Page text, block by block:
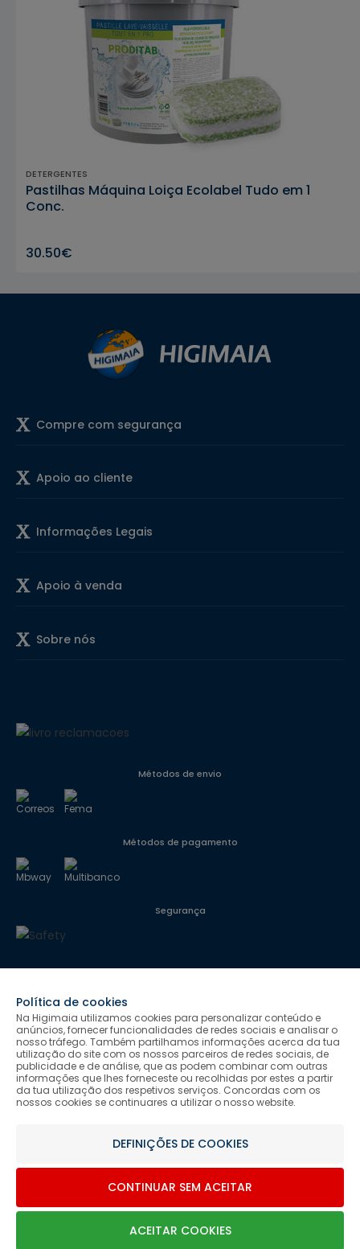
DETERGENTES
Pastilhas Máquina Loiça Ecolabel Tudo em 1
Conc.
30.50€
Compre com segurança
Apoio ao cliente
Informações Legais
Apoio à venda
Sobre nós
Métodos de envio
Métodos de pagamento
Segurança
Siga-nos
Salvo indicação de contrário as promoções apresentadas são
válidas até ao dia 11-08-2026.
Higimaia © 2026 Todos os direitos reservados. Designed & Developed
by Bsolus
Política de cookies
Na Higimaia utilizamos cookies para personalizar conteúdo e
anúncios, fornecer funcionalidades de redes sociais e analisar o
nosso tráfego. Também partilhamos informações acerca da tua
utilização do site com os nossos parceiros de redes sociais, de
publicidade e de análise, que as podem combinar com outras
informações que lhes forneceste ou recolhidas por estes a partir
da tua utilização dos respetivos serviços. Concordas com os
nossos cookies se continuares a utilizar o nosso website.
DEFINIÇÕES DE COOKIES
CONTINUAR SEM ACEITAR
ACEITAR COOKIES